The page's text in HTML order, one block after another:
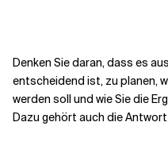
Denken Sie daran, dass es
entscheidend ist, zu planen,
werden soll und wie Sie die
Dazu gehört auch die